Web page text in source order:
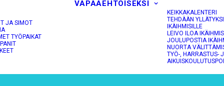
JA SIMOT
TYÖPAIKAT
VAPAAEHTOISEKSI
KEIKKAKALENTERI
TEHDÄÄN
IKÄIHMISILLE
LEIVO ILOA
JOULUPOSTIA
NUORTA
TYÖ-, HARRASTUS-